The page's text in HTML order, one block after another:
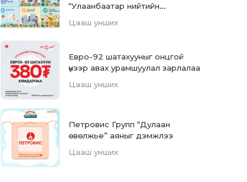
“Улаанбаатар нийтийн
хэрэгжүүлж, ашиглалтад орууллаа
Цааш унших
Евро-92 шатахууныг онцгой
үнээр авах урамшуулал зарлалаа
Цааш унших
Петровис Групп “Дулаан
өвөлжье” аяныг дэмжлээ
Цааш унших